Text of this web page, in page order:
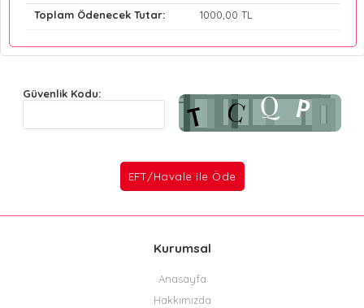
Toplam Ödenecek Tutar: 1000 ,00 TL
Güvenlik Kodu:
Kurumsal
Anasayfa
Hakkımızda